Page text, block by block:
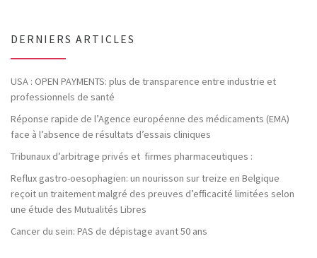
DERNIERS ARTICLES
USA : OPEN PAYMENTS: plus de transparence entre industrie et
professionnels de santé
Réponse rapide de l’Agence européenne des médicaments (EMA)
face à l’absence de résultats d’essais cliniques
Tribunaux d’arbitrage privés et firmes pharmaceutiques :
Reflux gastro-oesophagien: un nourisson sur treize en Belgique
reçoit un traitement malgré des preuves d’efficacité limitées selon
une étude des Mutualités Libres
Cancer du sein: PAS de dépistage avant 50 ans